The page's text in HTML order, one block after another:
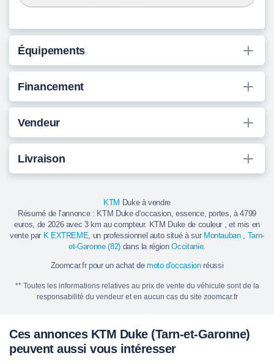
Équipements
Financement
Vendeur
Livraison
KTM Duke à vendre
Résumé de l’annonce : KTM Duke d’occasion, essence, portes, à 4799
euros, de 2026 avec 3 km au compteur. KTM Duke de couleur , et mis en
vente par K EXTREME, un professionnel auto situé à sur Montauban, Tarn-
et-Garonne (82) dans la régionOccitanie.
Zoomcar.fr pour un achat de moto d'occasionréussi
** Toutes les informations relatives au prix de vente du véhicule sont de la
responsabilité du vendeur et en aucun cas du site zoomcar.fr
Ces annonces KTM Duke (Tarn-et-Garonne)
peuvent aussi vous intéresser